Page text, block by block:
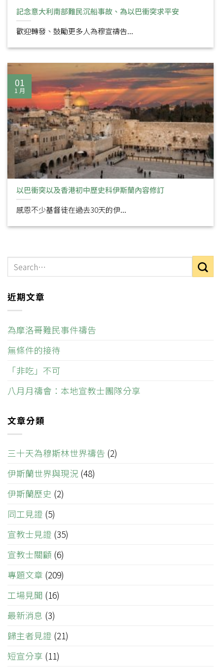
記念意大利南部難民沉船事故、為以巴衝突求平安
歡迎轉發、鼓勵更多人為穆宣禱告...
以巴衝突以及香港初中歷史科伊斯蘭內容修訂
感恩不少基督徒在過去30天的伊...
01
1 月
近期文章
為摩洛哥難民事件禱告
無條件的接待
「非吃」不可
八月月禱會：本地宣教士團隊分享
文章分類
三十天為穆斯林世界禱告 (2)
伊斯蘭世界與現況 (48)
伊斯蘭歷史 (2)
同工見證 (5)
宣教士見證 (35)
宣教士關顧 (6)
專題文章 (209)
工場見聞 (16)
最新消息 (3)
歸主者見證 (21)
短宣分享 (11)